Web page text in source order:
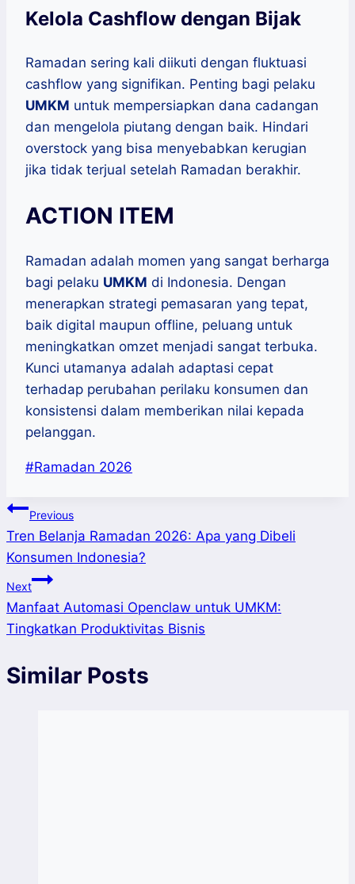
Kelola Cashflow dengan Bijak
Ramadan sering kali diikuti dengan fluktuasi
cashflow yang signifikan. Penting bagi pelaku
UMKM untuk mempersiapkan dana cadangan
dan mengelola piutang dengan baik. Hindari
overstock yang bisa menyebabkan kerugian
jika tidak terjual setelah Ramadan berakhir.
ACTION ITEM
Ramadan adalah momen yang sangat berharga
bagi pelaku UMKM di Indonesia. Dengan
menerapkan strategi pemasaran yang tepat,
baik digital maupun offline, peluang untuk
meningkatkan omzet menjadi sangat terbuka.
Kunci utamanya adalah adaptasi cepat
terhadap perubahan perilaku konsumen dan
konsistensi dalam memberikan nilai kepada
pelanggan.
Post
#Ramadan 2026
Post
navigation
Previous
Tren Belanja Ramadan 2026: Apa yang Dibeli
Konsumen Indonesia?
Next
Manfaat Automasi Openclaw untuk UMKM:
Tingkatkan Produktivitas Bisnis
Similar Posts